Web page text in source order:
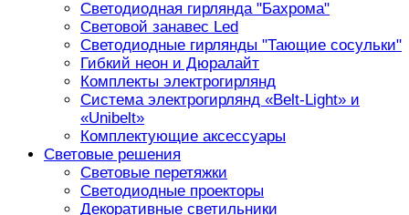
Светодиодная гирлянда "Бахрома"
Световой занавес Led
Светодиодные гирлянды "Тающие сосульки"
Гибкий неон и Дюралайт
Комплекты электрогирлянд
Система электрогирлянд «Belt-Light» и
«Unibelt»
Комплектующие аксессуары
Световые решения
Световые перетяжки
Светодиодные проекторы
Декоративные светильники